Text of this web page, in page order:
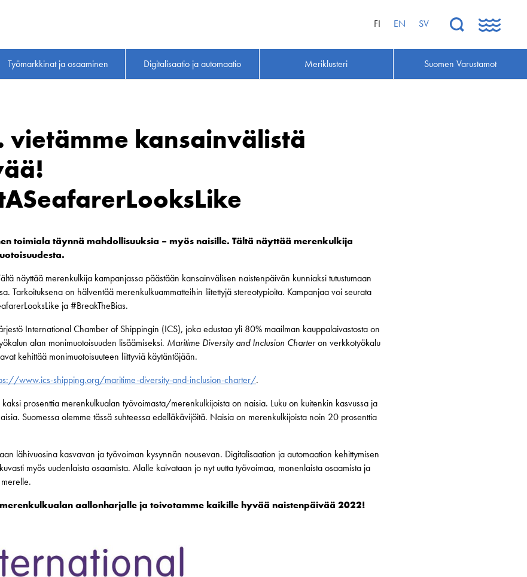
FI EN SV
Työmarkkinat ja osaaminen Digitalisaatio ja automaatio Meriklusteri Suomen Varustamot
vietämme kansainvälistä
toimiala täynnä mahdollisuuksia – myös naisille. Tältä näyttää merenkulkija
näyttää merenkulkija kampanjassa päästään kansainvälisen naistenpäivän kunniaksi tutustumaan
Tarkoituksena on hälventää merenkulkuammatteihin liitettyjä stereotypioita. Kampanjaa voi seurata
ja #BreakTheBias.
International Chamber of Shippingin (ICS), joka edustaa yli 80% maailman kauppalaivastosta on
alan monimuotoisuuden lisäämiseksi. Maritime Diversity and Inclusion Charteron verkkotyökalu
kehittää monimuotoisuuteen liittyviä käytäntöjään.
www.ics-shipping.org/maritime-diversity-and-inclusion-charter/.
prosenttia merenkulkualan työvoimasta/merenkulkijoista on naisia. Luku on kuitenkin kasvussa ja
Suomessa olemme tässä suhteessa edelläkävijöitä. Naisia on merenkulkijoista noin 20 prosenttia
lähivuosina kasvavan ja työvoiman kysynnän nousevan. Digitalisaation ja automaation kehittymisen
myös uudenlaista osaamista. Alalle kaivataan jo nyt uutta työvoimaa, monenlaista osaamista ja
aallonharjalle ja toivotamme kaikille hyvää naistenpäivää 2022!